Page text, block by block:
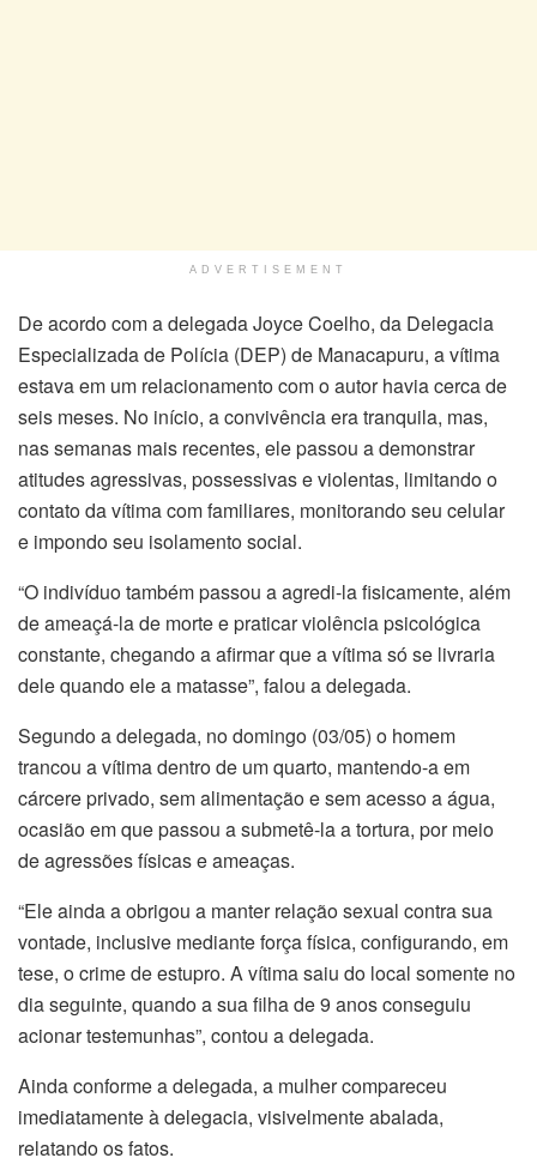
ADVERTISEMENT
De acordo com a delegada Joyce Coelho, da Delegacia
Especializada de Polícia (DEP) de Manacapuru, a vítima
estava em um relacionamento com o autor havia cerca de
seis meses. No início, a convivência era tranquila, mas,
nas semanas mais recentes, ele passou a demonstrar
atitudes agressivas, possessivas e violentas, limitando o
contato da vítima com familiares, monitorando seu celular
e impondo seu isolamento social.
“O indivíduo também passou a agredi-la fisicamente, além
de ameaçá-la de morte e praticar violência psicológica
constante, chegando a afirmar que a vítima só se livraria
dele quando ele a matasse”, falou a delegada.
Segundo a delegada, no domingo (03/05) o homem
trancou a vítima dentro de um quarto, mantendo-a em
cárcere privado, sem alimentação e sem acesso a água,
ocasião em que passou a submetê-la a tortura, por meio
de agressões físicas e ameaças.
“Ele ainda a obrigou a manter relação sexual contra sua
vontade, inclusive mediante força física, configurando, em
tese, o crime de estupro. A vítima saiu do local somente no
dia seguinte, quando a sua filha de 9 anos conseguiu
acionar testemunhas”, contou a delegada.
Ainda conforme a delegada, a mulher compareceu
imediatamente à delegacia, visivelmente abalada,
relatando os fatos.